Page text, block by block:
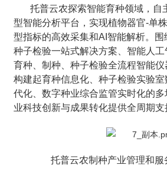
托普云农探索智能育种领域，自
型智能分析平台，实现植物器官-单
型指标的高效采集和AI智能解析。
种子检验一站式解决方案、智能人
育种、制种、种子检验全流程智能仪
构建起育种信息化、种子检验实验
代化、数字种业综合监管实时化的
业科技创新与成果转化提供全周期支
托普云农制种产业管理和服